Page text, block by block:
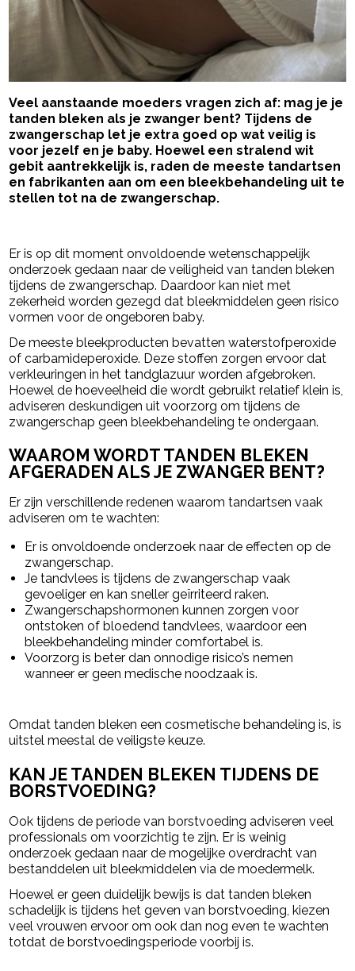
Veel aanstaande moeders vragen zich af: mag je je
tanden bleken als je zwanger bent? Tijdens de
zwangerschap let je extra goed op wat veilig is
voor jezelf en je baby. Hoewel een stralend wit
gebit aantrekkelijk is, raden de meeste tandartsen
en fabrikanten aan om een bleekbehandeling uit te
stellen tot na de zwangerschap.
Er is op dit moment onvoldoende wetenschappelijk
onderzoek gedaan naar de veiligheid van tanden bleken
tijdens de zwangerschap. Daardoor kan niet met
zekerheid worden gezegd dat bleekmiddelen geen risico
vormen voor de ongeboren baby.
De meeste bleekproducten bevatten waterstofperoxide
of carbamideperoxide. Deze stoffen zorgen ervoor dat
verkleuringen in het tandglazuur worden afgebroken.
Hoewel de hoeveelheid die wordt gebruikt relatief klein is,
adviseren deskundigen uit voorzorg om tijdens de
zwangerschap geen bleekbehandeling te ondergaan.
WAAROM WORDT TANDEN BLEKEN
AFGERADEN ALS JE ZWANGER BENT?
Er zijn verschillende redenen waarom tandartsen vaak
adviseren om te wachten:
Er is onvoldoende onderzoek naar de effecten op de
zwangerschap.
Je tandvlees is tijdens de zwangerschap vaak
gevoeliger en kan sneller geïrriteerd raken.
Zwangerschapshormonen kunnen zorgen voor
ontstoken of bloedend tandvlees, waardoor een
bleekbehandeling minder comfortabel is.
Voorzorg is beter dan onnodige risico’s nemen
wanneer er geen medische noodzaak is.
Omdat tanden bleken een cosmetische behandeling is, is
uitstel meestal de veiligste keuze.
KAN JE TANDEN BLEKEN TIJDENS DE
BORSTVOEDING?
Ook tijdens de periode van borstvoeding adviseren veel
professionals om voorzichtig te zijn. Er is weinig
onderzoek gedaan naar de mogelijke overdracht van
bestanddelen uit bleekmiddelen via de moedermelk.
Hoewel er geen duidelijk bewijs is dat tanden bleken
schadelijk is tijdens het geven van borstvoeding, kiezen
veel vrouwen ervoor om ook dan nog even te wachten
totdat de borstvoedingsperiode voorbij is.